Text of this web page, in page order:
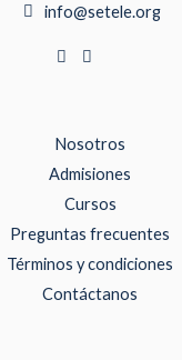
info@setele.org
Nosotros
Admisiones
Cursos
Preguntas frecuentes
Términos y condiciones
Contáctanos